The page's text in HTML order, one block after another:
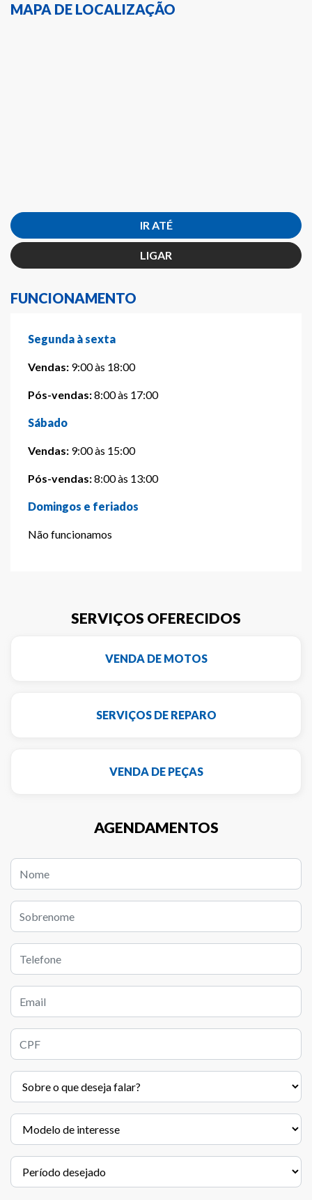
MAPA DE LOCALIZAÇÃO
IR ATÉ
LIGAR
FUNCIONAMENTO
Segunda à sexta
Vendas: 9:00 às 18:00
Pós-vendas:8:00 às 17:00
Sábado
Vendas: 9:00 às 15:00
Pós-vendas:8:00 às 13:00
Domingos e feriados
Não funcionamos
SERVIÇOS OFERECIDOS
VENDA DE MOTOS
SERVIÇOS DE REPARO
VENDA DE PEÇAS
AGENDAMENTOS